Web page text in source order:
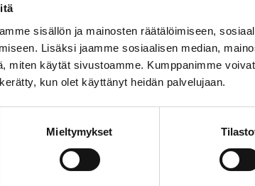
sisällön ja mainosten räätälöimiseen,
Lisäksi jaamme sosiaalisen median,
miten käytät sivustoamme. Kumppanimme
kun olet käyttänyt heidän palvelujaan.
Mieltymykset